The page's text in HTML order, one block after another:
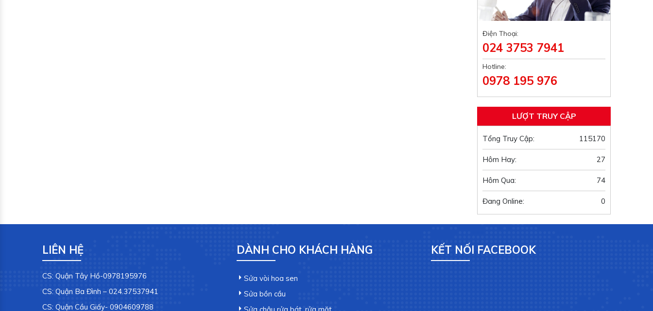
Điện Thoại:
024 3753 7941
Hotline:
0978 195 976
LƯỢT TRUY CẬP
115170
Tổng Truy Cập:
27
Hôm Hay:
74
Hôm Qua:
0
Đang Online:
LIÊN HỆ
CS: Quận Tây Hồ-0978195976
CS: Quận Ba Đình – 024.37537941
CS: Quận Cầu Giấy- 0904609788
DÀNH CHO KHÁCH HÀNG
Sửa vòi hoa sen
Sửa bồn cầu
KẾT NỐI FACEBOOK